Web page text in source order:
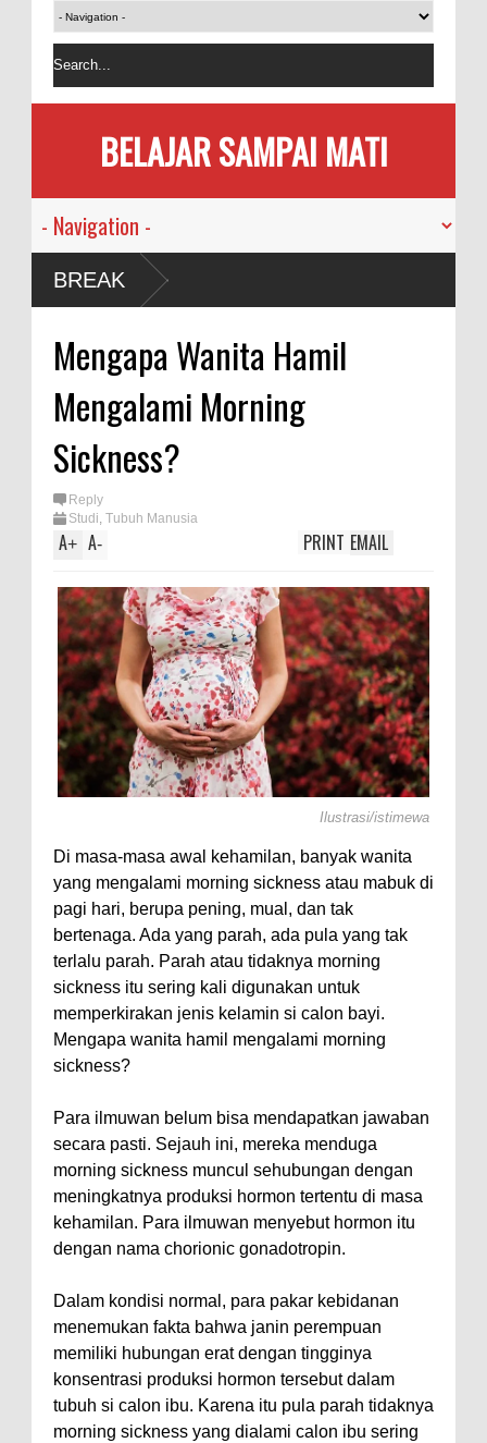
BELAJAR SAMPAI MATI
BREAK
Mengapa Wanita Hamil
Mengalami Morning
Sickness?
Reply
Studi, Tubuh Manusia
A+ A- EMAIL
PRINT
Ilustrasi/istimewa
Di masa-masa awal kehamilan, banyak wanita
yang mengalami morning sickness atau mabuk di
pagi hari, berupa pening, mual, dan tak
bertenaga. Ada yang parah, ada pula yang tak
terlalu parah. Parah atau tidaknya morning
sickness itu sering kali digunakan untuk
memperkirakan jenis kelamin si calon bayi.
Mengapa wanita hamil mengalami morning
sickness?
Para ilmuwan belum bisa mendapatkan jawaban
secara pasti. Sejauh ini, mereka menduga
morning sickness muncul sehubungan dengan
meningkatnya produksi hormon tertentu di masa
kehamilan. Para ilmuwan menyebut hormon itu
dengan nama chorionic gonadotropin.
Dalam kondisi normal, para pakar kebidanan
menemukan fakta bahwa janin perempuan
memiliki hubungan erat dengan tingginya
konsentrasi produksi hormon tersebut dalam
tubuh si calon ibu. Karena itu pula parah tidaknya
morning sickness yang dialami calon ibu sering